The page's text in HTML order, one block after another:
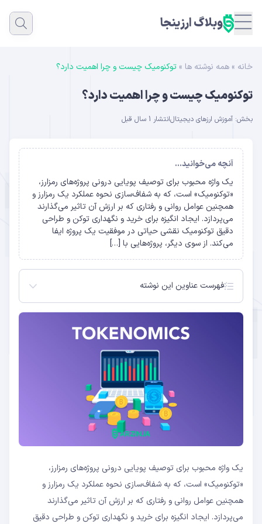
وبلاگ ارزینجا
خانه » همه نوشته ها » توکنومیک چیست و چرا اهمیت دارد؟
توکنومیک چیست و چرا اهمیت دارد؟
بخش: آموزش ارزهای دیجیتالانتشار 1 سال قبل
آنچه می‌خوانید...
یک واژه محبوب برای توصیف پویایی درونی پروژه‌های رمزارز،
«توکنومیک» است، که به شفاف‌سازی نحوه عملکرد یک رمزارز و
همچنین عوامل روانی و رفتاری که بر ارزش آن تاثیر می‌گذارند
می‌پردازد. ایجاد انگیزه برای خرید و نگهداری توکن و طراحی
دقیق توکنومیک نقشی حیاتی در موفقیت یک پروژه ایفا
می‌کند. از سوی دیگر، پروژه‌هایی با […]
فهرست عناوین این نوشته
تحلیل توکنومیک ارزهای دیجیتال
تخصیص توکن‌ها و دوره‌های قفل‌شدگی
ماینینگ و استیکینگ
ییلد فارمینگ
سوزاندن توکن‌ها
سمت عرضه
توکنومیک پروتکل نیر
یک واژه محبوب برای توصیف پویایی درونی پروژه‌های رمزارز،
«توکنومیک» است، که به شفاف‌سازی نحوه عملکرد یک رمزارز و
همچنین عوامل روانی و رفتاری که بر ارزش آن تاثیر می‌گذارند
می‌پردازد. ایجاد انگیزه برای خرید و نگهداری توکن و طراحی دقیق